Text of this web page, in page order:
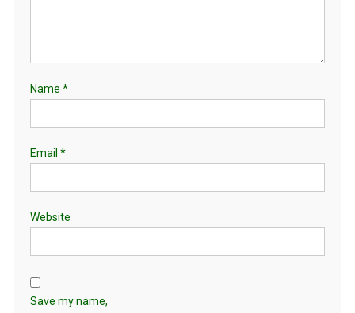
Name *
Email *
Website
Save my name,